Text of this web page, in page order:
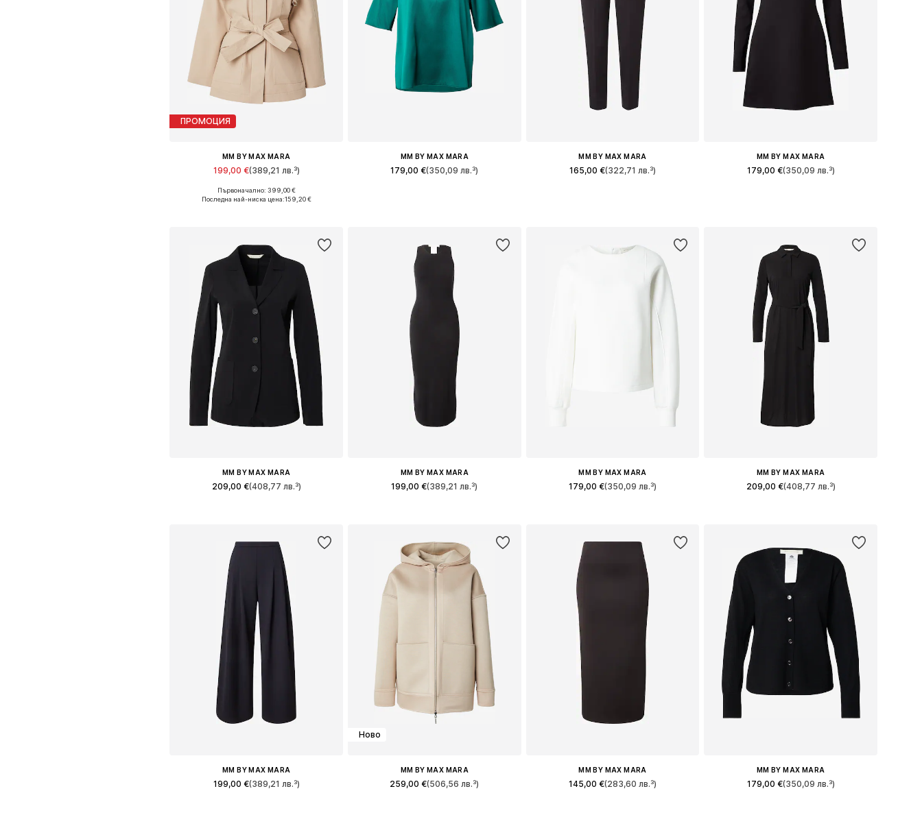
ПРОМОЦИЯ
MM BY MAX MARA
199,00 €(389,21 лв.³)
Налични размери: S, M, XXL
Първоначално: 399,00 €
Последна най-ниска цена:159,20 €
MM BY MAX MARA
179,00 €(350,09 лв.³)
MM BY MAX MARA
165,00 €(322,71 лв.³)
MM BY MAX MARA
179,00 €(350,09 лв.³)
MM BY MAX MARA
209,00 €(408,77 лв.³)
MM BY MAX MARA
199,00 €(389,21 лв.³)
MM BY MAX MARA
179,00 €(350,09 лв.³)
MM BY MAX MARA
209,00 €(408,77 лв.³)
MM BY MAX MARA
199,00 €(389,21 лв.³)
Ново
MM BY MAX MARA
259,00 €(506,56 лв.³)
MM BY MAX MARA
145,00 €(283,60 лв.³)
MM BY MAX MARA
179,00 €(350,09 лв.³)